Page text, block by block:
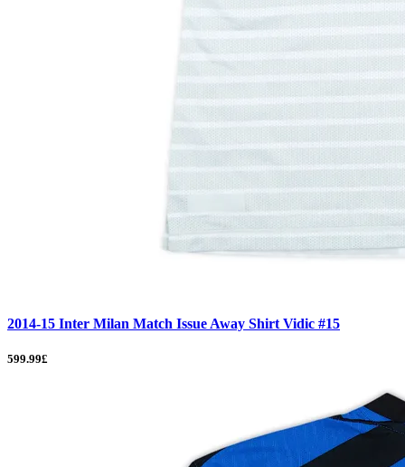
2014-15 Inter Milan Match Issue Away Shirt Vidic #15
599.99£